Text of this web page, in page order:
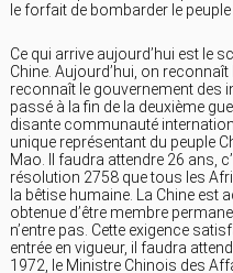
le forfait de bombarder le
Ce qui arrive aujourd’hui est le
Chine. Aujourd’hui, on
reconnaît le gouvernement des
passé à la fin de la deuxième
disante communauté
unique représentant du peuple
Mao. Il faudra attendre 26 ans,
résolution 2758 que tous les
la bêtise humaine. La Chine est
obtenue d’être membre
n’entre pas. Cette exigence
entrée en vigueur, il faudra
1972, le Ministre Chinois des